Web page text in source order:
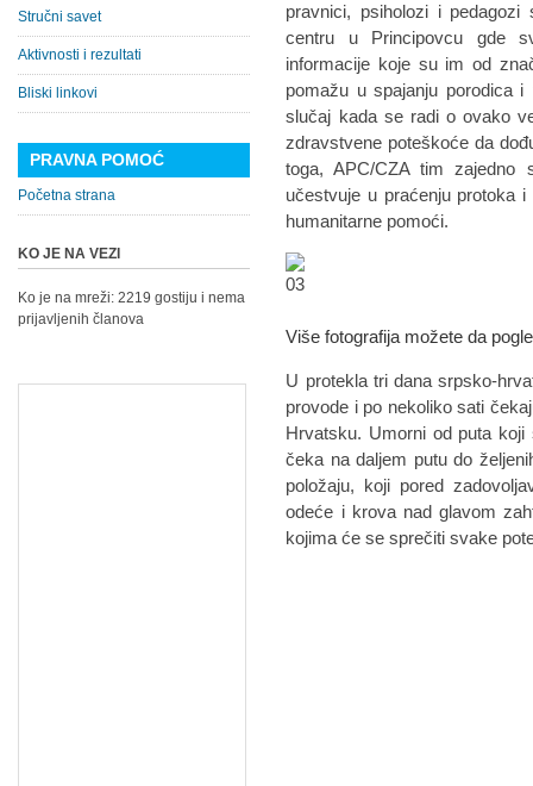
pravnici, psiholozi i
centru u Principovcu gde
informacije koje su im od
pomažu u spajanju porodica
slučaj kada se radi o ovako
zdravstvene poteškoće da
toga, APC/CZA tim zajedno
učestvuje u praćenju protoka
humanitarne pomoći.
Više fotografija možete da
U protekla tri dana srpsko-
provode i po nekoliko sati
Hrvatsku. Umorni od puta
čeka na daljem putu do
položaju, koji pored
odeće i krova nad glavom
kojima će se sprečiti svake
Stručni savet
Aktivnosti i rezultati
Bliski linkovi
PRAVNA POMOĆ
Početna strana
KO JE NA VEZI
Ko je na mreži: 2219 gostiju i nema
prijavljenih članova